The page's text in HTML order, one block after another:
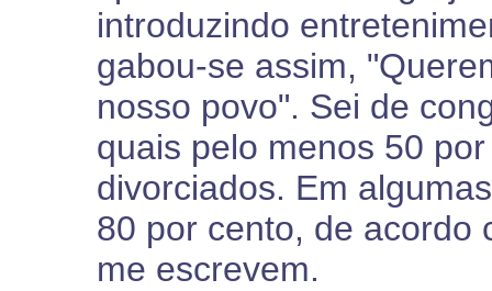
introduzindo
gabou-se assim,
nosso povo". Sei de
quais pelo menos 50
divorciados. Em
80 por cento, de acordo
me escrevem.